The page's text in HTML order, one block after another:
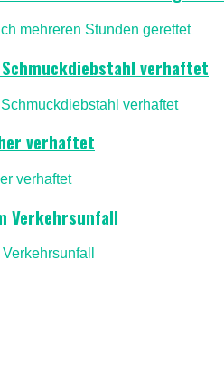
verhaftet
verhaftet
Verkehrsunfall